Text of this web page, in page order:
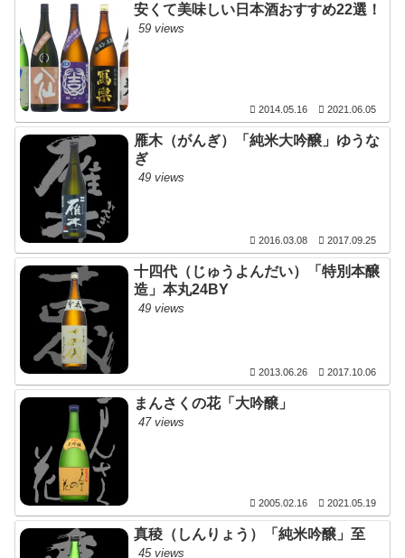
安くて美味しい日本酒おすすめ22選！
59 views
2014.05.16 2021.06.05
雁木（がんぎ）「純米大吟醸」ゆうな
ぎ
49 views
2016.03.08 2017.09.25
十四代（じゅうよんだい）「特別本醸
造」本丸24BY
49 views
2013.06.26 2017.10.06
まんさくの花「大吟醸」
47 views
2005.02.16 2021.05.19
真稜（しんりょう）「純米吟醸」至
45 views